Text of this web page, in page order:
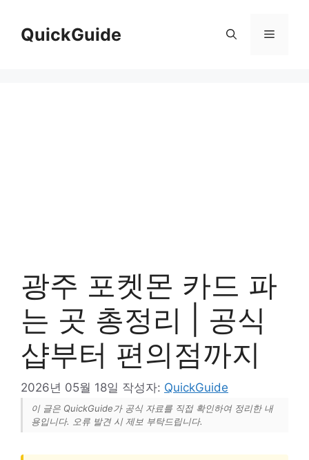
QuickGuide 메
광주 포켓몬 카드 파
는 곳 총정리 | 공식
샵부터 편의점까지
2026년 05월 18일 작성자: QuickGuide
이 글은 QuickGuide가 공식 자료를 직접 확인하여 정리한 내
용입니다. 오류 발견 시 제보 부탁드립니다.